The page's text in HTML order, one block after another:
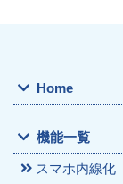
Home
機能一覧
スマホ内線化